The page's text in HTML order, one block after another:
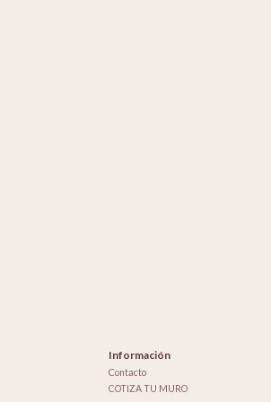
Información
Contacto
COTIZA TU MURO